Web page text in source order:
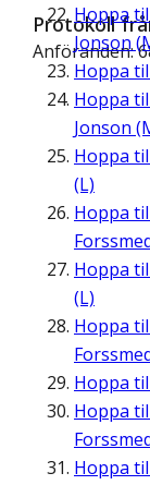
Hoppa
Jonson
Hoppa
Hoppa
Jonson
Hoppa
(L)
Hoppa
Hoppa
(L)
Hoppa
Hoppa
Hoppa
Hoppa
Protokoll
Anföranden: